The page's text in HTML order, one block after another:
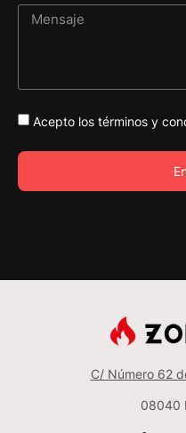
Acepto los términos y
C/ Número 62
08040